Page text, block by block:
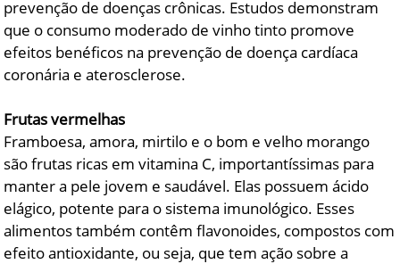
prevenção de doenças crônicas. Estudos demonstram
que o consumo moderado de vinho tinto promove
efeitos benéficos na prevenção de doença cardíaca
coronária e aterosclerose.
Frutas vermelhas
Framboesa, amora, mirtilo e o bom e velho morango
são frutas ricas em vitamina C, importantíssimas para
manter a pele jovem e saudável. Elas possuem ácido
elágico, potente para o sistema imunológico. Esses
alimentos também contêm flavonoides, compostos com
efeito antioxidante, ou seja, que tem ação sobre a